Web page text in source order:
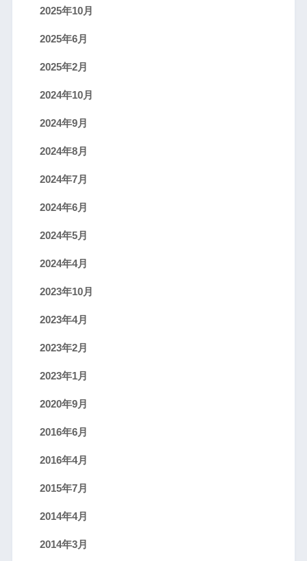
2025年10月
2025年6月
2025年2月
2024年10月
2024年9月
2024年8月
2024年7月
2024年6月
2024年5月
2024年4月
2023年10月
2023年4月
2023年2月
2023年1月
2020年9月
2016年6月
2016年4月
2015年7月
2014年4月
2014年3月